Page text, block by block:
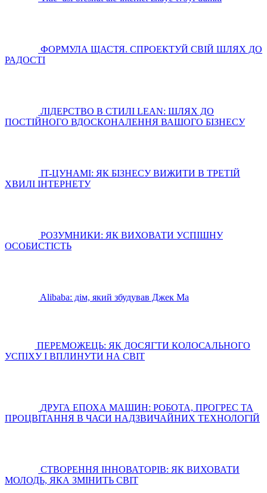
ФОРМУЛА ЩАСТЯ. СПРОЕКТУЙ СВІЙ ШЛЯХ ДО
РАДОСТІ
ЛІДЕРСТВО В СТИЛІ LEAN: ШЛЯХ ДО
ПОСТІЙНОГО ВДОСКОНАЛЕННЯ ВАШОГО БІЗНЕСУ
IT-ЦУНАМІ: ЯК БІЗНЕСУ ВИЖИТИ В ТРЕТІЙ
ХВИЛІ ІНТЕРНЕТУ
РОЗУМНИКИ: ЯК ВИХОВАТИ УСПІШНУ
ОСОБИСТІСТЬ
Alibaba: дім, який збудував Джек Ма
ПЕРЕМОЖЕЦЬ: ЯК ДОСЯГТИ КОЛОСАЛЬНОГО
УСПІХУ І ВПЛИНУТИ НА СВІТ
ДРУГА ЕПОХА МАШИН: РОБОТА, ПРОГРЕС ТА
ПРОЦВІТАННЯ В ЧАСИ НАДЗВИЧАЙНИХ ТЕХНОЛОГІЙ
СТВОРЕННЯ ІННОВАТОРІВ: ЯК ВИХОВАТИ
МОЛОДЬ, ЯКА ЗМІНИТЬ СВІТ